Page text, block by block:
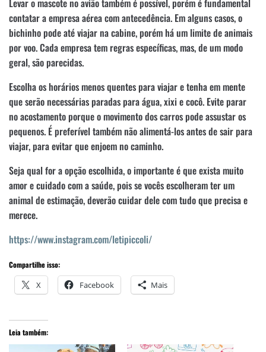
Levar o mascote no avião também é possível, porém é fundamental
contatar a empresa aérea com antecedência. Em alguns casos, o
bichinho pode até viajar na cabine, porém há um limite de animais
por voo. Cada empresa tem regras específicas, mas, de um modo
geral, são parecidas.
Escolha os horários menos quentes para viajar e tenha em mente
que serão necessárias paradas para água, xixi e cocô. Evite parar
no acostamento porque o movimento dos carros pode assustar os
pequenos. É preferível também não alimentá-los antes de sair para
viajar, para evitar que enjoem no caminho.
Seja qual for a opção escolhida, o importante é que exista muito
amor e cuidado com a saúde, pois se vocês escolheram ter um
animal de estimação, deverão cuidar dele com tudo que precisa e
merece.
https://www.instagram.com/letipiccoli/
Compartilhe isso:
X Facebook Mais
Leia também: